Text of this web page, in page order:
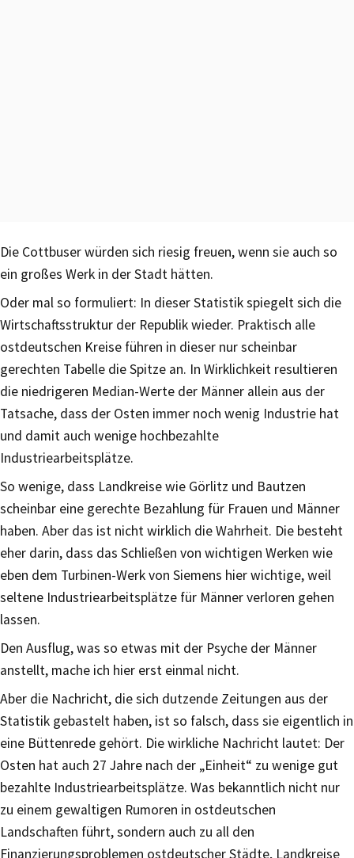
Die Cottbuser würden sich riesig freuen, wenn sie auch so
ein großes Werk in der Stadt hätten.
Oder mal so formuliert: In dieser Statistik spiegelt sich die
Wirtschaftsstruktur der Republik wieder. Praktisch alle
ostdeutschen Kreise führen in dieser nur scheinbar
gerechten Tabelle die Spitze an. In Wirklichkeit resultieren
die niedrigeren Median-Werte der Männer allein aus der
Tatsache, dass der Osten immer noch wenig Industrie hat
und damit auch wenige hochbezahlte
Industriearbeitsplätze.
So wenige, dass Landkreise wie Görlitz und Bautzen
scheinbar eine gerechte Bezahlung für Frauen und Männer
haben. Aber das ist nicht wirklich die Wahrheit. Die besteht
eher darin, dass das Schließen von wichtigen Werken wie
eben dem Turbinen-Werk von Siemens hier wichtige, weil
seltene Industriearbeitsplätze für Männer verloren gehen
lassen.
Den Ausflug, was so etwas mit der Psyche der Männer
anstellt, mache ich hier erst einmal nicht.
Aber die Nachricht, die sich dutzende Zeitungen aus der
Statistik gebastelt haben, ist so falsch, dass sie eigentlich in
eine Büttenrede gehört. Die wirkliche Nachricht lautet: Der
Osten hat auch 27 Jahre nach der „Einheit“ zu wenige gut
bezahlte Industriearbeitsplätze. Was bekanntlich nicht nur
zu einem gewaltigen Rumoren in ostdeutschen
Landschaften führt, sondern auch zu all den
Finanzierungsproblemen ostdeutscher Städte, Landkreise